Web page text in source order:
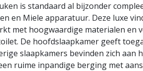
is standaard al bijzonder
en Miele apparatuur. Deze luxe
met hoogwaardige materialen en
De hoofdslaapkamer geeft
slaapkamers bevinden zich aan
ruime inpandige berging met